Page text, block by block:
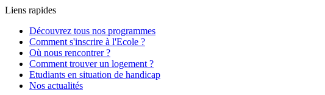
Liens rapides
Découvrez tous nos programmes
Comment s'inscrire à l'Ecole ?
Où nous rencontrer ?
Comment trouver un logement ?
Etudiants en situation de handicap
Nos actualités